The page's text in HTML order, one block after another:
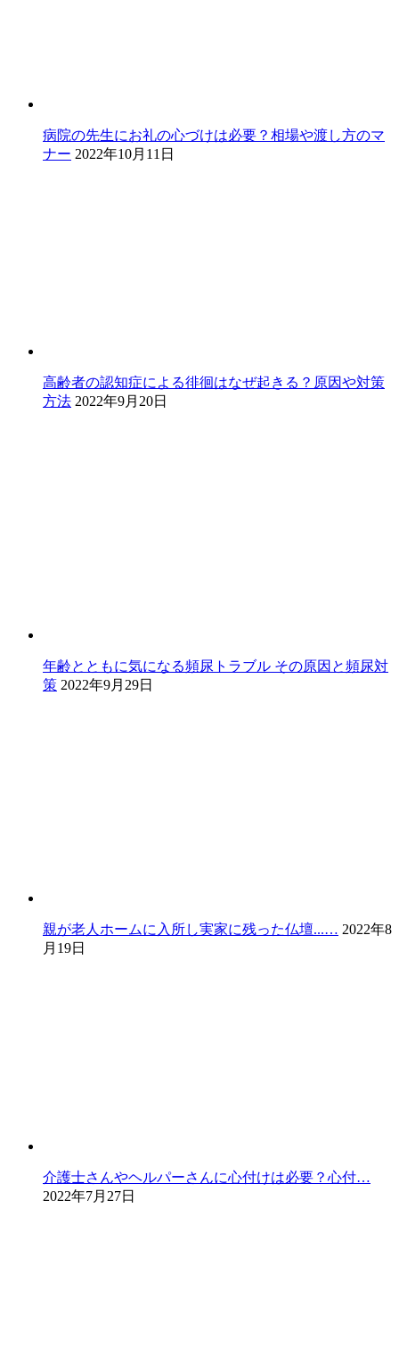
病院の先生にお礼の心づけは必要？相場や渡し方のマ
ナー 2022年10月11日
高齢者の認知症による徘徊はなぜ起きる？原因や対策
方法 2022年9月20日
年齢とともに気になる頻尿トラブル その原因と頻尿対
策 2022年9月29日
親が老人ホームに入所し実家に残った仏壇...… 2022年8
月19日
介護士さんやヘルパーさんに心付けは必要？心付…
2022年7月27日